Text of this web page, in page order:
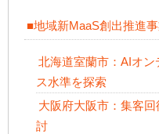
■地域新MaaS創出推進
北海道室蘭市：AIオ
ス水準を探索
大阪府大阪市：集客
討